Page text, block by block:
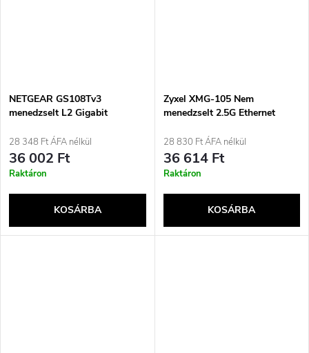
NETGEAR GS108Tv3
menedzselt L2 Gigabit
28 348 Ft ÁFA nélkül
36 002 Ft
Raktáron
KOSÁRBA
Zyxel XMG-105 Nem
menedzselt 2.5G Ethernet
28 830 Ft ÁFA nélkül
36 614 Ft
Raktáron
KOSÁRBA